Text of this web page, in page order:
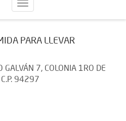
PARA LLEVAR
GALVÁN 7, COLONIA 1RO DE
C.P. 94297